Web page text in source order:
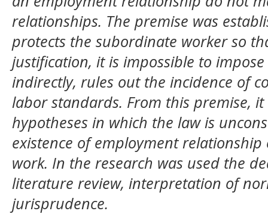
relationships. The premise was
protects the subordinate worker so
justification, it is impossible to
indirectly, rules out the incidence of
labor standards. From this premise,
hypotheses in which the law is
existence of employment
work. In the research was used the
literature review, interpretation of
jurisprudence.